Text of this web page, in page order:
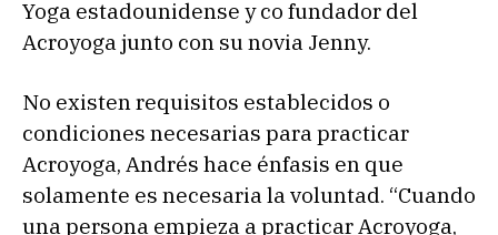
Yoga estadounidense y co fundador del
Acroyoga junto con su novia Jenny.
No existen requisitos establecidos o
condiciones necesarias para practicar
Acroyoga, Andrés hace énfasis en que
solamente es necesaria la voluntad. “Cuando
una persona empieza a practicar Acroyoga,